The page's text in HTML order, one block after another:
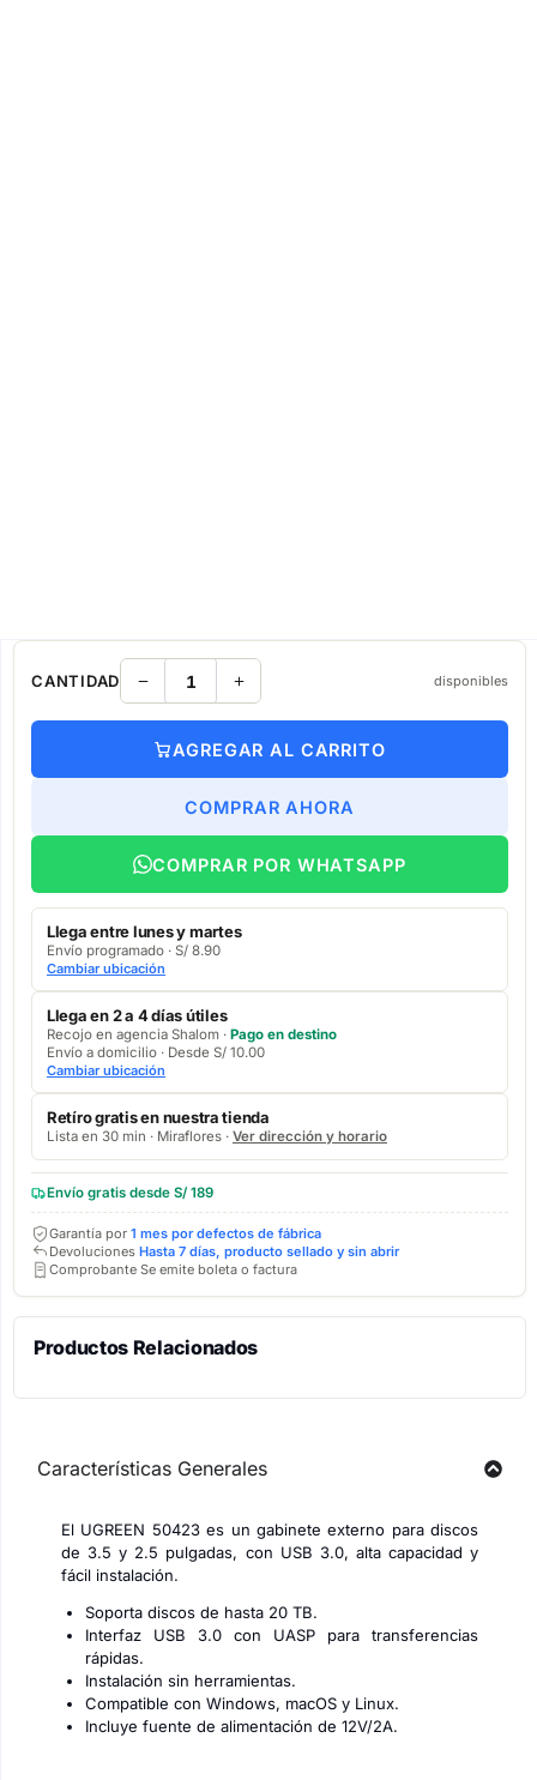
CANTIDAD disponibles
AGREGAR AL CARRITO
COMPRAR AHORA
COMPRAR POR WHATSAPP
Llega entre lunes y martes
Envío programado · S/ 8.90
Cambiar ubicación
Llega en 2 a 4 días útiles
Recojo en agencia Shalom · Pago en destino
Envío a domicilio · Desde S/ 10.00
Cambiar ubicación
Retíro gratis en nuestra tienda
Lista en 30 min · Miraflores · Ver dirección y horario
Envío gratis desde S/ 189
Garantía por 1 mes por defectos de fábrica
Devoluciones Hasta 7 días, producto sellado y sin abrir
Comprobante Se emite boleta o factura
Productos Relacionados
Características Generales
El UGREEN 50423 es un gabinete externo para discos
de 3.5 y 2.5 pulgadas, con USB 3.0, alta capacidad y
fácil instalación.
Soporta discos de hasta 20 TB.
Interfaz USB 3.0 con UASP para transferencias
rápidas.
Instalación sin herramientas.
Compatible con Windows, macOS y Linux.
Incluye fuente de alimentación de 12V/2A.